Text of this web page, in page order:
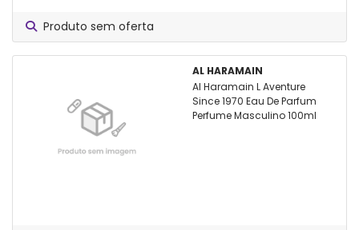
Produto sem oferta
AL HARAMAIN
Al Haramain L Aventure
Since 1970 Eau De Parfum
Perfume Masculino 100ml